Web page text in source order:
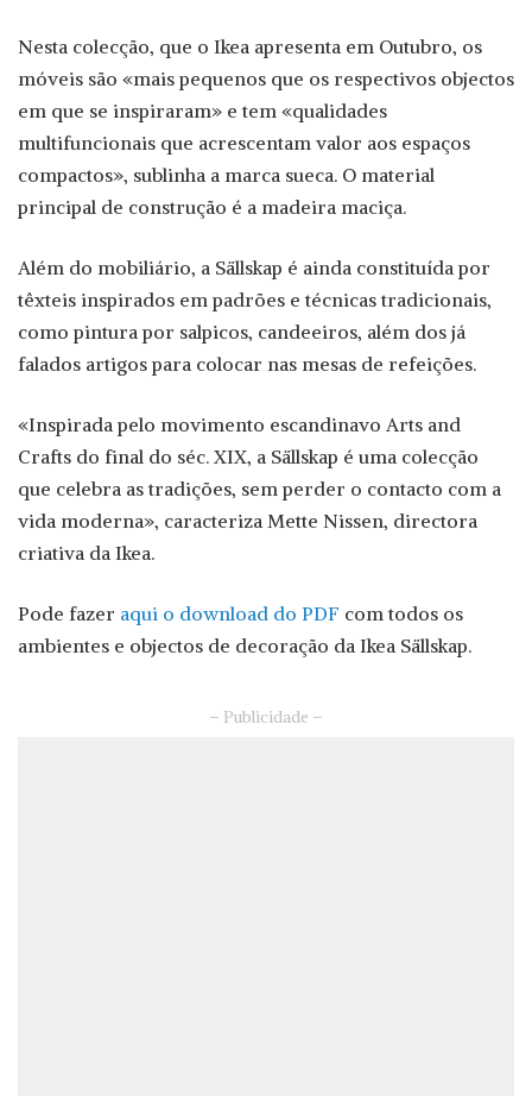
Nesta colecção, que o Ikea apresenta em Outubro, os
móveis são «mais pequenos que os respectivos objectos
em que se inspiraram» e tem «qualidades
multifuncionais que acrescentam valor aos espaços
compactos», sublinha a marca sueca. O material
principal de construção é a madeira maciça.
Além do mobiliário, a Sällskap é ainda constituída por
têxteis inspirados em padrões e técnicas tradicionais,
como pintura por salpicos, candeeiros, além dos já
falados artigos para colocar nas mesas de refeições.
«Inspirada pelo movimento escandinavo Arts and
Crafts do final do séc. XIX, a Sällskap é uma colecção
que celebra as tradições, sem perder o contacto com a
vida moderna», caracteriza Mette Nissen, directora
criativa da Ikea.
Pode fazer aqui o download do PDF com todos os
ambientes e objectos de decoração da Ikea Sällskap.
– Publicidade –